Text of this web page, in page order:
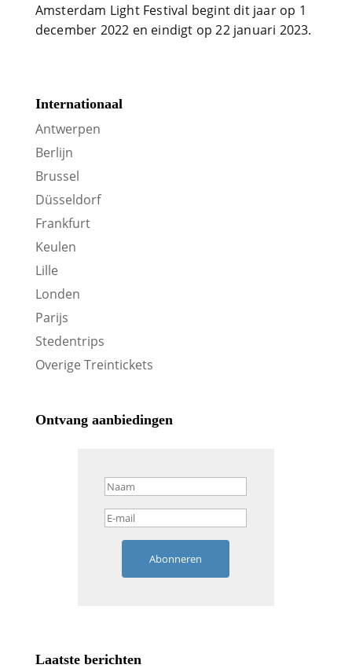
Amsterdam Light Festival begint dit jaar op 1
december 2022 en eindigt op 22 januari 2023.
Internationaal
Antwerpen
Berlijn
Brussel
Düsseldorf
Frankfurt
Keulen
Lille
Londen
Parijs
Stedentrips
Overige Treintickets
Ontvang aanbiedingen
Abonneren
Laatste berichten